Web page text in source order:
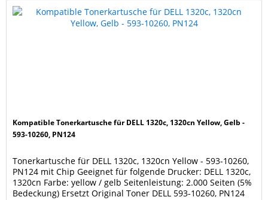
Kompatible Tonerkartusche für DELL 1320c, 1320cn Yellow, Gelb -
593-10260, PN124
Tonerkartusche für DELL 1320c, 1320cn Yellow - 593-10260,
PN124 mit Chip Geeignet für folgende Drucker: DELL 1320c,
1320cn Farbe: yellow / gelb Seitenleistung: 2.000 Seiten (5%
Bedeckung) Ersetzt Original Toner DELL 593-10260, PN124